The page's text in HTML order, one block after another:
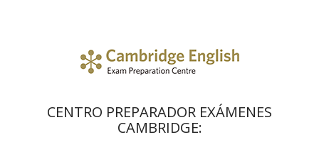
CENTRO PREPARADOR EXÁMENES
CAMBRIDGE: